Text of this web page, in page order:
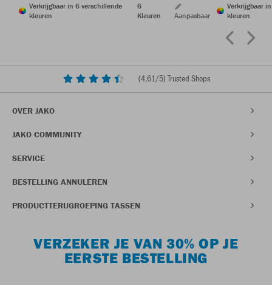
Verkrijgbaar in 6 verschillende
kleuren
6
Kleuren
Aanpasbaar
Verkrijgbaar
kleuren
(4,61/5) Trusted Shops
OVER JAKO
JAKO COMMUNITY
SERVICE
BESTELLING ANNULEREN
PRODUCTTERUGROEPING TASSEN
VERZEKER JE VAN 30% OP JE
EERSTE BESTELLING